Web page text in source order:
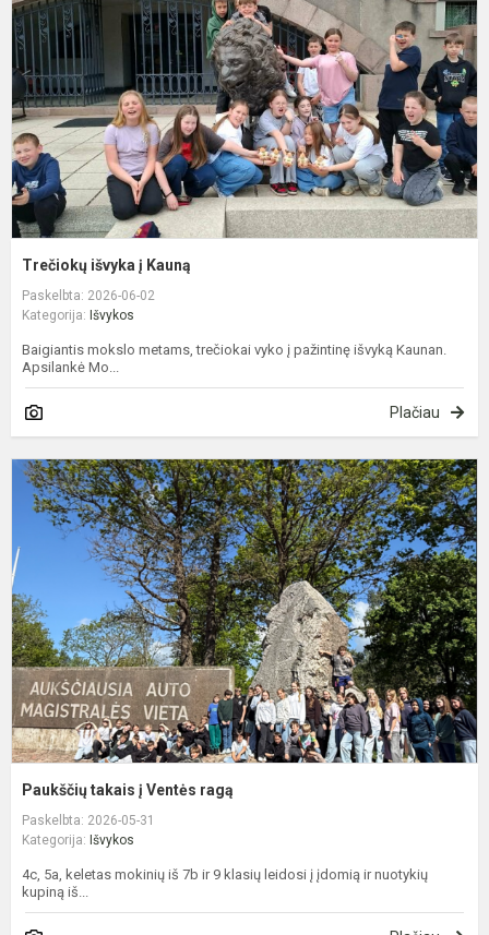
Trečiokų išvyka į Kauną
Paskelbta: 2026-06-02
Kategorija: Išvykos
Baigiantis mokslo metams, trečiokai vyko į pažintinę išvyką Kaunan.
Apsilankė Mo...
Plačiau
Paukščių takais į Ventės ragą
Paskelbta: 2026-05-31
Kategorija: Išvykos
4c, 5a, keletas mokinių iš 7b ir 9 klasių leidosi į įdomią ir nuotykių
kupiną iš...